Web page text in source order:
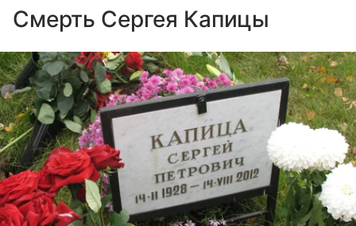
Смерть Сергея Капицы